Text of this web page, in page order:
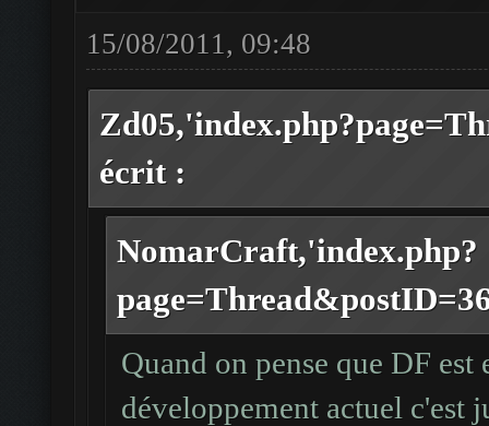
15/08/2011, 09:48
écrit :
NomarCraft,'index.php?
Quand on pense que DF est
développement actuel c'est